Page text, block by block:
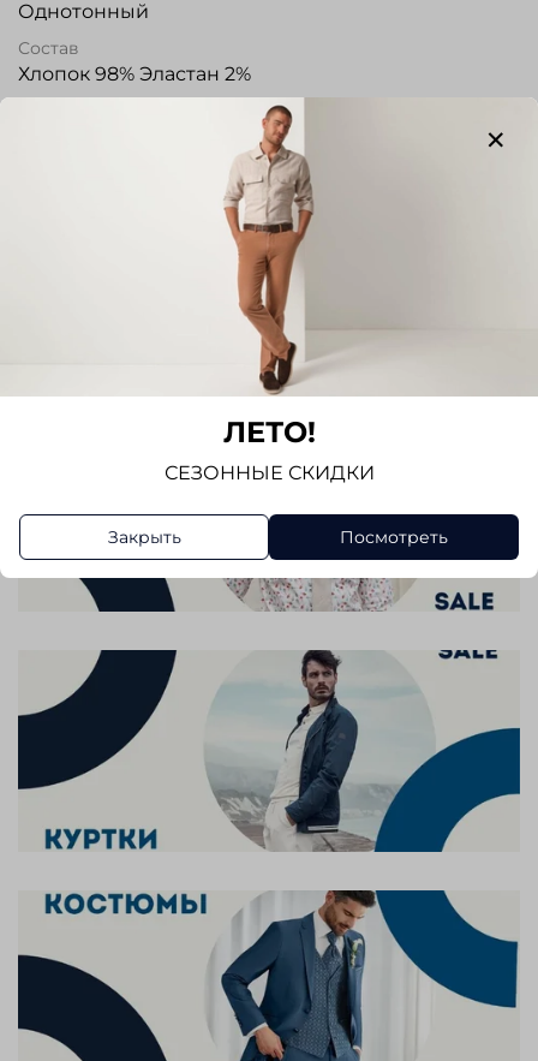
Однотонный
Состав
Хлопок 98% Эластан 2%
Отзывов еще никто не оставлял
ЛЕТО!
СЕЗОННЫЕ СКИДКИ
Закрыть Посмотреть